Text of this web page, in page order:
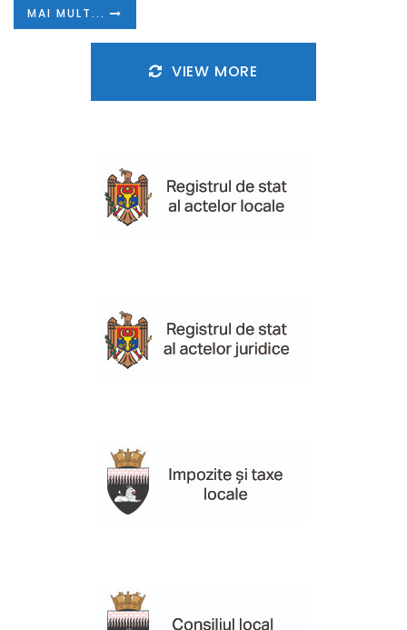
MAI MULT...
VIEW MORE